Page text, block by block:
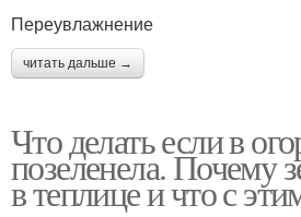
Переувлажнение
читать дальше →
Что делать если в
позеленела. Почему
в теплице и что с